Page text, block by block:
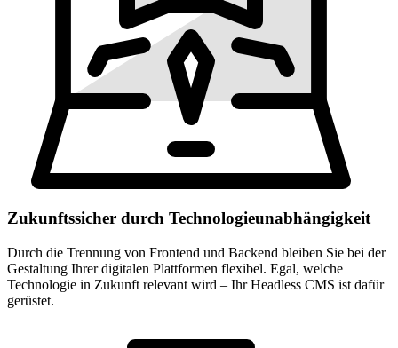
Zukunftssicher durch Technologieunabhängigkeit
Durch die Trennung von Frontend und Backend bleiben Sie bei der
Gestaltung Ihrer digitalen Plattformen flexibel. Egal, welche
Technologie in Zukunft relevant wird – Ihr Headless CMS ist dafür
gerüstet.